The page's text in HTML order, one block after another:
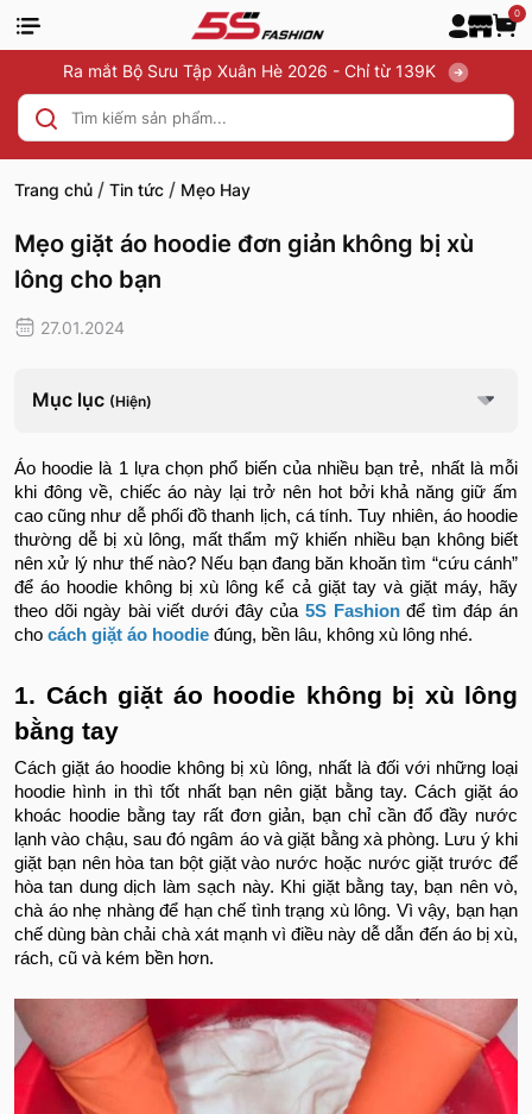
0
Ra mắt Bộ Sưu Tập Xuân Hè 2026 - Chỉ từ 139K
Trang chủ / Tin tức / Mẹo Hay
Mẹo giặt áo hoodie đơn giản không bị xù
lông cho bạn
27.01.2024
Mục lục (Hiện)
Áo hoodie là 1 lựa chọn phổ biến của nhiều bạn trẻ, nhất là mỗi
khi đông về, chiếc áo này lại trở nên hot bởi khả năng giữ ấm
cao cũng như dễ phối đồ thanh lịch, cá tính. Tuy nhiên, áo hoodie
thường dễ bị xù lông, mất thẩm mỹ khiến nhiều bạn không biết
nên xử lý như thế nào? Nếu bạn đang băn khoăn tìm “cứu cánh”
để áo hoodie không bị xù lông kể cả giặt tay và giặt máy, hãy
theo dõi ngày bài viết dưới đây của 5S Fashionđể tìm đáp án
cho cách giặt áo hoodie đúng, bền lâu, không xù lông nhé.
1. Cách giặt áo hoodie không bị xù lông
bằng tay
Cách giặt áo hoodie không bị xù lông, nhất là đối với những loại
hoodie hình in thì tốt nhất bạn nên giặt bằng tay. Cách giặt áo
khoác hoodie bằng tay rất đơn giản, bạn chỉ cần đổ đầy nước
lạnh vào chậu, sau đó ngâm áo và giặt bằng xà phòng. Lưu ý khi
giặt bạn nên hòa tan bột giặt vào nước hoặc nước giặt trước để
hòa tan dung dịch làm sạch này. Khi giặt bằng tay, bạn nên vò,
chà áo nhẹ nhàng để hạn chế tình trạng xù lông. Vì vậy, bạn hạn
chế dùng bàn chải chà xát mạnh vì điều này dễ dẫn đến áo bị xù,
rách, cũ và kém bền hơn.